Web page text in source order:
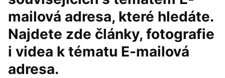
mailová adresa, které hledáte.
Najdete zde články, fotografie
i videa k tématu E-mailová
adresa.